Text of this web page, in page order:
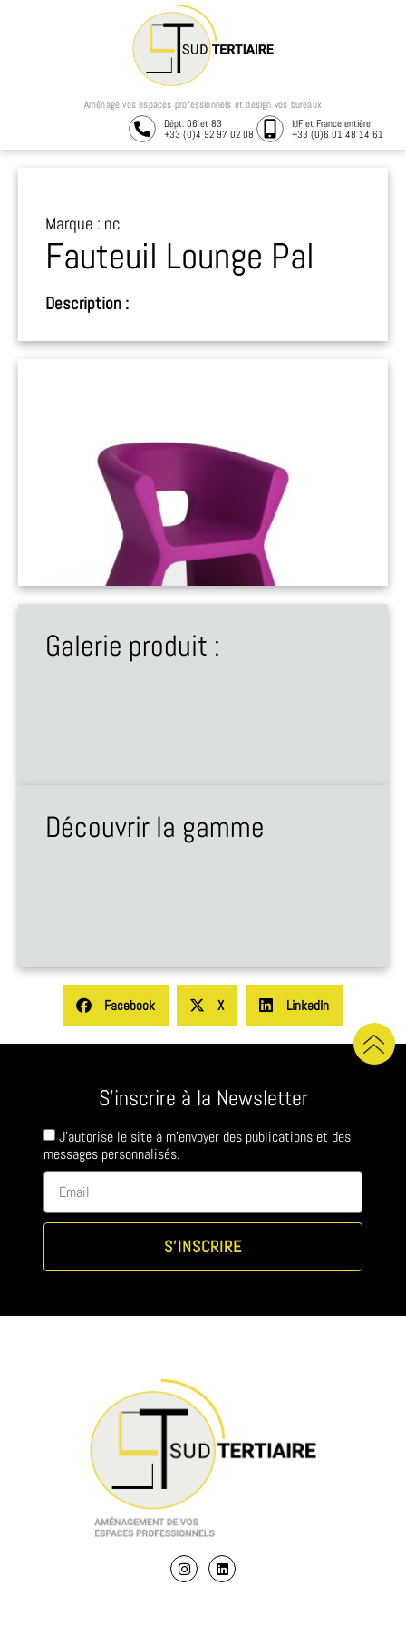
Dépt. 06 et 83
+33 (0)4 92 97 02 08
IdF et France entière
+33 (0)6 01 48 14 61
Aménage vos espaces professionnels et design vos bureaux
Marque : nc
Fauteuil Lounge Pal
Description :
Galerie produit :
Découvrir la gamme
Facebook X LinkedIn
S'inscrire à la Newsletter
J'autorise le site à m'envoyer des publications et des
messages personnalisés.
S'INSCRIRE